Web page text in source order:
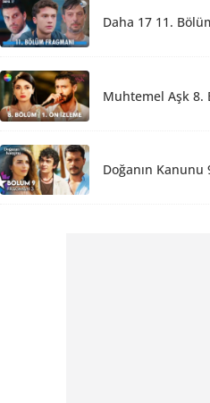
Daha 17 11.
Muhtemel Aşk 8.
Doğanın Kanunu